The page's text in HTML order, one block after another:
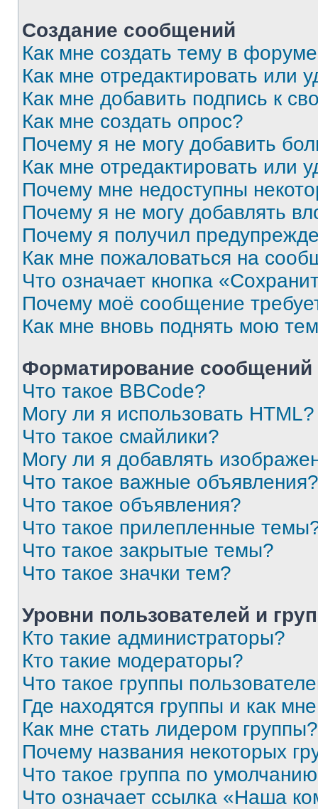
Создание сообщений
Как мне создать тему в
Как мне отредактировать или
Как мне добавить подпись к
Как мне создать опрос?
Почему я не могу добавить
Как мне отредактировать или
Почему мне недоступны
Почему я не могу добавлять
Почему я получил
Как мне пожаловаться на
Что означает кнопка
Почему моё сообщение
Как мне вновь поднять мою
Форматирование
Что такое BBCode?
Могу ли я использовать HTML?
Что такое смайлики?
Могу ли я добавлять
Что такое важные объявления?
Что такое объявления?
Что такое прилепленные
Что такое закрытые темы?
Что такое значки тем?
Уровни пользователей и
Кто такие администраторы?
Кто такие модераторы?
Что такое группы
Где находятся группы и как
Как мне стать лидером группы?
Почему названия некоторых
Что такое группа по
Что означает ссылка «Наша